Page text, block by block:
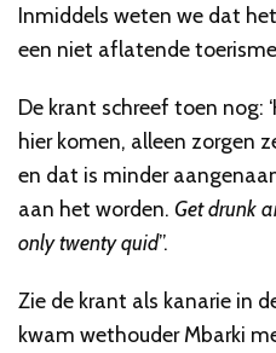
Inmiddels weten we dat
een niet aflatende
De krant schreef toen nog:
hier komen, alleen zorgen
en dat is minder
aan het worden. Get drunk
only twenty quid”.
Zie de krant als kanarie in
kwam wethouder Mbarki